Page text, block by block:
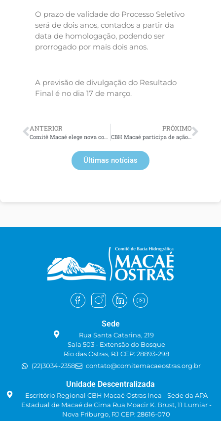
O prazo de validade do Processo Seletivo
será de dois anos, contados a partir da
data de homologação, podendo ser
prorrogado por mais dois anos.
A previsão de divulgação do Resultado
Final é no dia 17 de março.
ANTERIOR PRÓXIMO
CBH Macaé participa de ação pelo Dia Mundial da Água
Últimas notícias
Sede
Rua Santa Catarina, 219
Sala 503 - Extensão do Bosque
Rio das Ostras, RJ CEP: 28893-298
(22)3034-2358
contato@comitemacaeostras.org.br
Unidade Descentralizada
Escritório Regional CBH Macaé Ostras Inea - Sede da APA
Estadual de Macaé de Cima Rua Moacir K. Brust, 11 Lumiar -
Nova Friburgo, RJ CEP: 28616-070